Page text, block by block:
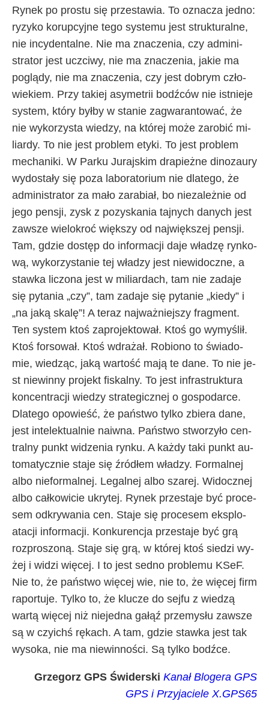
Ry­nek po pro­stu się prze­sta­wia. To ozna­cza jed­no:
ry­zy­ko ko­rup­cyj­ne te­go sys­te­mu je­st struk­tu­ral­ne,
nie in­cy­den­tal­ne. Nie ma zna­cze­nia, czy ad­mi­ni­
stra­tor je­st uczci­wy, nie ma zna­cze­nia, ja­kie ma
po­glą­dy, nie ma zna­cze­nia, czy je­st do­brym czło­
wie­kiem. Przy ta­kiej asy­me­trii bodź­ców nie ist­nie­je
sys­tem, któ­ry był­by w sta­nie za­gwa­ran­to­wać, że
nie wy­ko­rzy­sta wie­dzy, na któ­rej mo­że za­ro­bić mi­
liar­dy. To nie je­st pro­blem ety­ki. To je­st pro­blem
me­cha­ni­ki. W Par­ku Ju­raj­skim dra­pież­ne di­no­zau­ry
wy­do­sta­ły się po­za la­bo­ra­to­rium nie dla­te­go, że
ad­mi­ni­stra­tor za ma­ło za­ra­biał, bo nie­za­leż­nie od
je­go pen­sji, zy­sk z po­zy­ska­nia taj­ny­ch da­ny­ch je­st
za­wsze wie­lo­kroć więk­szy od naj­więk­szej pen­sji.
Tam, gdzie do­stęp do in­for­ma­cji da­je wła­dzę ryn­ko­
wą, wy­ko­rzy­sta­nie tej wła­dzy je­st nie­wi­docz­ne, a
staw­ka li­czo­na je­st w mi­liar­da­ch, tam nie za­da­je
się py­ta­nia „czy”, tam za­da­je się py­ta­nie „kie­dy” i
„na ja­ką ska­lę”! A te­raz naj­waż­niej­szy frag­ment.
Ten sys­tem ktoś za­pro­jek­to­wał. Ktoś go wy­my­ślił.
Ktoś for­so­wał. Ktoś wdra­żał. Ro­bio­no to świa­do­
mie, wie­dząc, ja­ką war­to­ść ma­ją te da­ne. To nie je­
st nie­win­ny pro­jekt fi­skal­ny. To je­st in­fra­struk­tu­ra
kon­cen­tra­cji wie­dzy stra­te­gicz­nej o go­spo­dar­ce.
Dla­te­go opo­wie­ść, że pań­stwo tyl­ko zbie­ra da­ne,
je­st in­te­lek­tu­al­nie na­iw­na. Pań­stwo stwo­rzy­ło cen­
tral­ny punkt wi­dze­nia ryn­ku. A każ­dy ta­ki punkt au­
to­ma­tycz­nie sta­je się źró­dłem wła­dzy. For­mal­nej
al­bo nie­for­mal­nej. Le­gal­nej al­bo sza­rej. Wi­docz­nej
al­bo cał­ko­wi­cie ukry­tej. Ry­nek prze­sta­je być pro­ce­
sem od­kry­wa­nia cen. Sta­je się pro­ce­sem eks­plo­
ata­cji in­for­ma­cji. Kon­ku­ren­cja prze­sta­je być grą
roz­pro­szo­ną. Sta­je się grą, w któ­rej ktoś sie­dzi wy­
żej i wi­dzi wię­cej. I to je­st sed­no pro­ble­mu KSeF.
Nie to, że pań­stwo wię­cej wie, nie to, że wię­cej firm
ra­por­tu­je. Tyl­ko to, że klu­cze do sej­fu z wie­dzą
war­tą wię­cej niż nie­jed­na ga­łąź prze­my­słu za­wsze
są w czy­ichś rę­ka­ch. A tam, gdzie staw­ka je­st tak
wy­so­ka, nie ma nie­win­no­ści. Są tyl­ko bodź­ce.
Grzegorz GPS Świderski Kanał Blogera GPS
GPS i Przyjaciele X.GPS65